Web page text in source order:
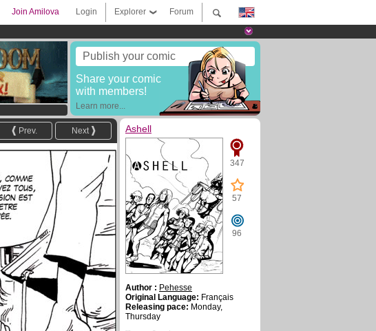
Forum
Explorer
Login
Join Amilova
Publish your comic
Share your comic
with members!
Learn more...
Next
Prev. Ashell
347
57
96
Author : Pehesse
Original Language: Français
Releasing pace: Monday,
Thursday